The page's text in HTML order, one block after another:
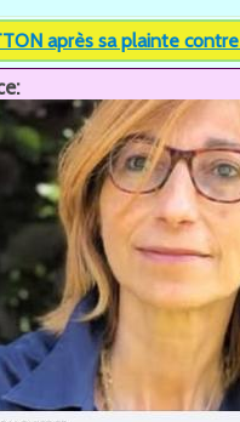
après sa plainte